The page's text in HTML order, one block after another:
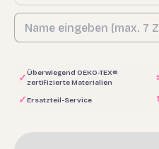
✓Überwiegend OEKO-TEX®
zertifizierte Materialien
✓Ersatzteil-Service